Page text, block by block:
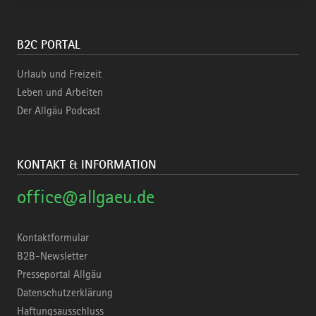
B2C PORTAL
Urlaub und Freizeit
Leben und Arbeiten
Der Allgäu Podcast
KONTAKT & INFORMATION
office@allgaeu.de
Kontaktformular
B2B-Newsletter
Presseportal Allgäu
Datenschutzerklärung
Haftungsausschluss